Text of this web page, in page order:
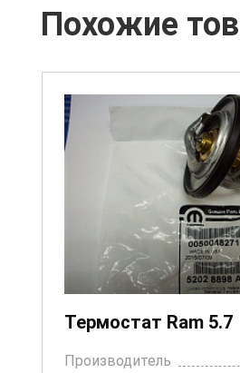
Похожие
Термостат Ram 5.7
Производитель